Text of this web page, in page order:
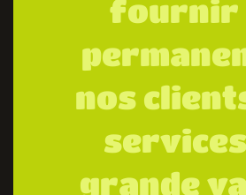
fournir
nos
grande